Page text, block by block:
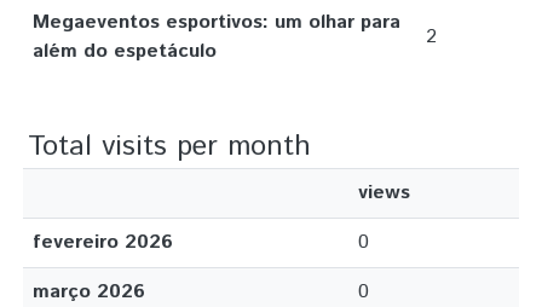
Megaeventos esportivos: um olhar para
além do espetáculo
2
Total visits per month
views
fevereiro 2026
0
março 2026
0